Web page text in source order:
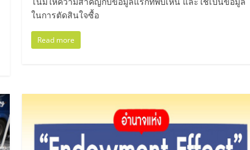
ในการตัดสินใจซื้อ
Read more